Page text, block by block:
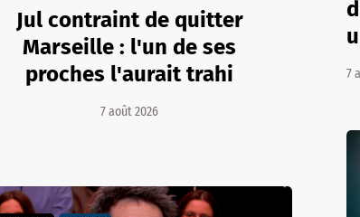
Jul contraint de quitter
Marseille : l'un de ses
proches l'aurait trahi
7 août 2026
7